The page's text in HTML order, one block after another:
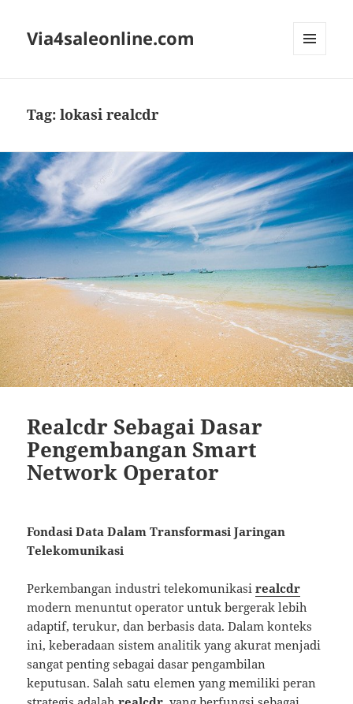
Via4saleonline.com
Tag:lokasi realcdr
Realcdr Sebagai Dasar
Pengembangan Smart
Network Operator
Fondasi Data Dalam Transformasi Jaringan
Telekomunikasi
Perkembangan industri telekomunikasirealcdr
modern menuntut operator untuk bergerak lebih
adaptif, terukur, dan berbasis data. Dalam konteks
ini, keberadaan sistem analitik yang akurat menjadi
sangat penting sebagai dasar pengambilan
keputusan. Salah satu elemen yang memiliki peran